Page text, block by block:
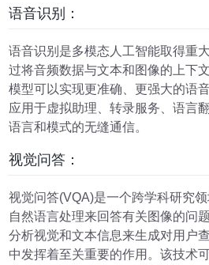
语音识别：
语音识别是多模态人工智能取得重
过将音频数据与文本和图像的上下
模型可以实现更准确、更强大的语
应用于虚拟助理、转录服务、语言
语言和模式的无缝通信。
视觉问答：
视觉问答(VQA)是一个跨学科研究
自然语言处理来回答有关图像的问
分析视觉和文本信息来生成对用户
中发挥着至关重要的作用。该技术